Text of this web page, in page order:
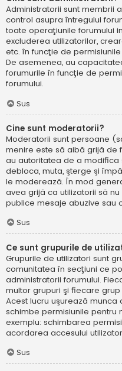
Administratorii sunt membrii
control asupra întregului
toate operaţiunile forumului
excluderea utilizatorilor,
etc. în funcţie de
De asemenea, au
forumurile în funcţie de
forumului.
Sus
Cine sunt moderatorii?
Moderatorii sunt persoane
menire este să aibă grijă de
au autoritatea de a
debloca, muta, şterge şi
le moderează. În mod
avea grijă ca utilizatorii să
publice mesaje abuzive sau
Sus
Ce sunt grupurile de
Grupurile de utilizatori sunt
comunitatea în secţiuni ce
administratorii forumului.
multor grupuri şi fiecare
Acest lucru uşurează
schimbe permisiunile
exemplu: schimbarea
acordarea accesului
Sus